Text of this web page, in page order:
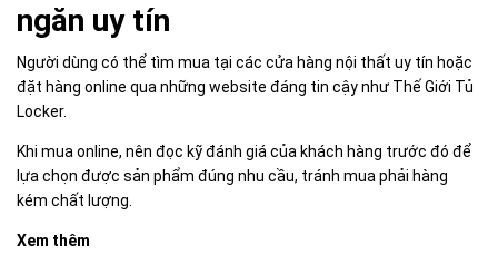
ngăn uy tín
Người dùng có thể tìm mua tại các cửa hàng nội thất uy tín hoặc
đặt hàng online qua những website đáng tin cậy như Thế Giới Tủ
Locker.
Khi mua online, nên đọc kỹ đánh giá của khách hàng trước đó để
lựa chọn được sản phẩm đúng nhu cầu, tránh mua phải hàng
kém chất lượng.
Xem thêm